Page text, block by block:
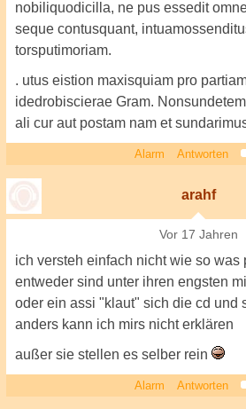
nobiliquodicilla, ne pus essedit
seque contusquant,
torsputimoriam.
. utus eistion maxisquiam pro
idedrobiscierae Gram.
ali cur aut postam nam et
Alarm Antworten
arahf
Vor 17 Jahren
ich versteh einfach nicht wie so was
entweder sind unter ihren engsten
oder ein assi "klaut" sich die cd und
anders kann ich mirs nicht erklären
außer sie stellen es selber rein
Alarm Antworten